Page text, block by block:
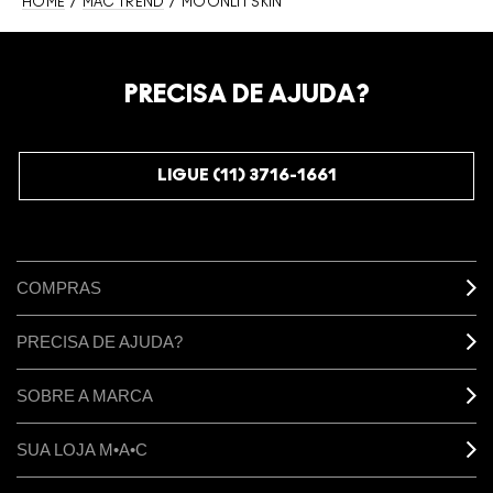
PRECISA DE AJUDA?
LIGUE (11) 3716-1661
COMPRAS
PRECISA DE AJUDA?
SOBRE A MARCA
SUA LOJA M•A•C